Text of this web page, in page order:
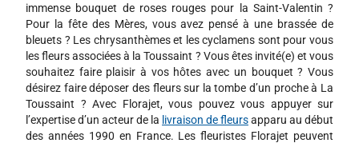
immense bouquet de roses rouges pour la Saint-Valentin ?
Pour la fête des Mères, vous avez pensé à une brassée de
bleuets ? Les chrysanthèmes et les cyclamens sont pour vous
les fleurs associées à la Toussaint ? Vous êtes invité(e) et vous
souhaitez faire plaisir à vos hôtes avec un bouquet ? Vous
désirez faire déposer des fleurs sur la tombe d’un proche à La
Toussaint ? Avec Florajet, vous pouvez vous appuyer sur
l’expertise d’un acteur de la livraison de fleursapparu au début
des années 1990 en France. Les fleuristes Florajet peuvent